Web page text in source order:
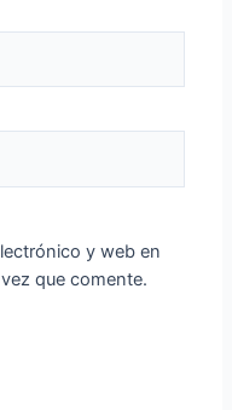
y web en
que comente.